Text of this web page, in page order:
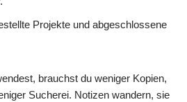
Projekte und abgeschlossene
brauchst du weniger Kopien,
Sucherei. Notizen wandern, sie